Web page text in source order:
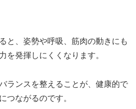
と、姿勢や呼吸、筋肉の動きにも
を発揮しにくくなります。
ランスを整えることが、健康的で
つながるのです。